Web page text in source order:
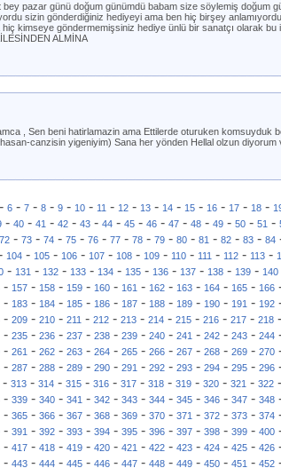
bey pazar günü doğum günümdü babam size söylemiş doğum
sizin gönderdiğiniz hediyeyi ama ben hiç birşey
kimseye göndermemişsiniz hediye ünlü bir sanatçı olarak
ALMİNA
, Sen beni hatirlamazin ama Ettilerde oturuken
canzisin yigeniyim) Sana her yönden Hellal olzun diyorum
6- 7- 8- 9- 10- 11- 12- 13- 14- 15- 16- 17- 18-
- 40- 41- 42- 43- 44- 45- 46- 47- 48- 49- 50- 51-
72 - 73 - 74 - 75 - 76 - 77 - 78 - 79 - 80 - 81 - 82 - 83 - 84
104 - 105 - 106 - 107 - 108 - 109 - 110 - 111 - 112 - 113 -
- 131 - 132 - 133 - 134 - 135 - 136 - 137 - 138 - 139 - 140
- 157- 158- 159- 160- 161- 162- 163- 164- 165- 166
- 183- 184- 185- 186- 187- 188- 189- 190- 191- 192
- 209 - 210 - 211 - 212 - 213 - 214 - 215 - 216 - 217 - 218 -
- 235- 236- 237- 238- 239- 240- 241- 242- 243- 244
- 261- 262- 263- 264- 265- 266- 267- 268- 269- 270
- 287- 288- 289- 290- 291- 292- 293- 294- 295- 296
- 313 - 314 - 315 - 316 - 317 - 318 - 319 - 320 - 321 - 322 -
- 339- 340- 341- 342- 343- 344- 345- 346- 347- 348
- 365- 366- 367- 368- 369- 370- 371- 372- 373- 374
- 391 - 392 - 393 - 394 - 395 - 396 - 397 - 398 - 399 - 400
- 417- 418- 419- 420- 421- 422- 423- 424- 425- 426
- 443- 444- 445- 446- 447- 448- 449- 450- 451- 452